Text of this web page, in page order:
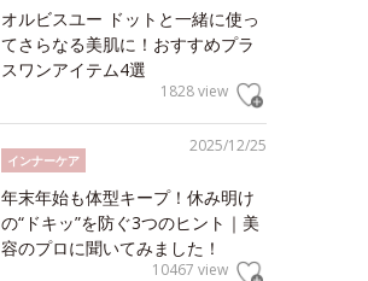
オルビスユー ドットと一緒に使っ
てさらなる美肌に！おすすめプラ
スワンアイテム4選
1828 view
2025/12/25
インナーケア
年末年始も体型キープ！休み明け
の“ドキッ”を防ぐ3つのヒント｜美
容のプロに聞いてみました！
10467 view